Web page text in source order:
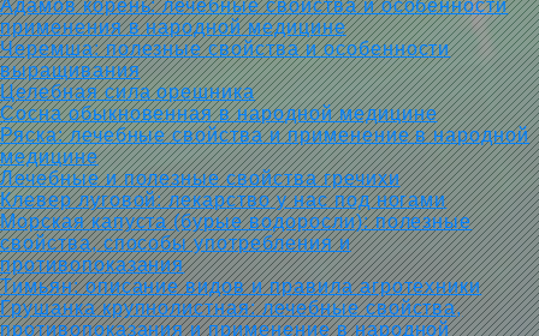
Адамов корень: лечебные свойства и особенности
применения в народной медицине
Черемша: полезные свойства и особенности
выращивания
Целебная сила орешника
Сосна обыкновенная в народной медицине
Ряска: лечебные свойства и применение в народной
медицине
Лечебные и полезные свойства гречихи
Клевер луговой: лекарство у нас под ногами
Морская капуста (бурые водоросли): полезные
свойства, способы употребления и
противопоказания
Тимьян: описание видов и правила агротехники
Грушанка крупнолистная: лечебные свойства,
противопоказания и применение в народной